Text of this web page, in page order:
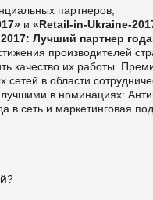
партнеров;
7» и «Retail-in-Ukraine-201
Лучший партнер
производителей
качество их работы.
сетей в области
в номинациях:
в сеть и маркетинговая
?